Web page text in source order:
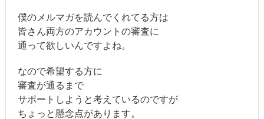
僕のメルマガを読んでくれてる方は
皆さん両方のアカウントの審査に
通って欲しいんですよね。
なので希望する方に
審査が通るまで
サポートしようと考えているのですが
ちょっと懸念点があります。